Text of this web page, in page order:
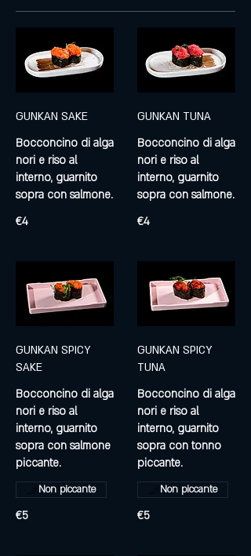
GUNKAN SAKE
Bocconcino di alga
nori e riso al
interno, guarnito
sopra con salmone.
€4
GUNKAN TUNA
Bocconcino di alga
nori e riso al
interno, guarnito
sopra con salmone.
€4
GUNKAN SPICY
SAKE
Bocconcino di alga
nori e riso al
interno, guarnito
sopra con salmone
piccante.
€5
Non piccante
GUNKAN SPICY
TUNA
Bocconcino di alga
nori e riso al
interno, guarnito
sopra con tonno
piccante.
€5
Non piccante